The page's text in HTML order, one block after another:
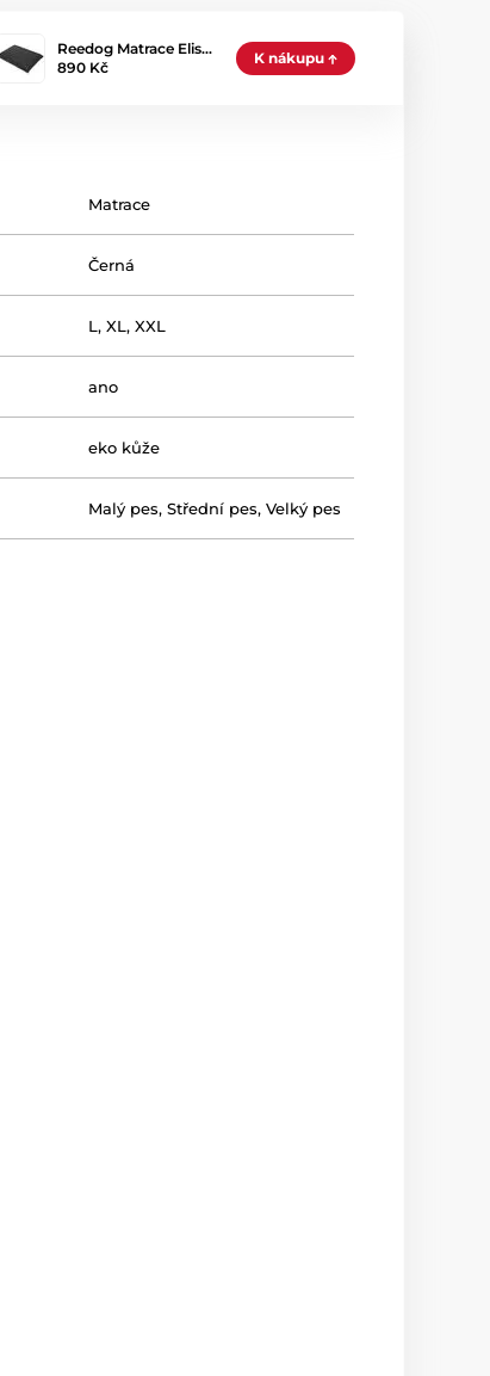
Reedog Matrace Elis…
890 Kč
K nákupu
Matrace
Černá
L,XL,XXL
ano
eko kůže
Malý pes,Střední pes,Velký pes